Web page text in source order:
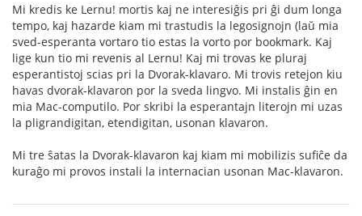
Mi kredis ke Lernu! mortis kaj ne interesiĝis pri ĝi dum longa
tempo, kaj hazarde kiam mi trastudis la legosignojn (laŭ mia
sved-esperanta vortaro tio estas la vorto por bookmark. Kaj
lige kun tio mi revenis al Lernu! Kaj mi trovas ke pluraj
esperantistoj scias pri la Dvorak-klavaro. Mi trovis retejon kiu
havas dvorak-klavaron por la sveda lingvo. Mi instalis ĝin en
mia Mac-computilo. Por skribi la esperantajn literojn mi uzas
la pligrandigitan, etendigitan, usonan klavaron.
Mi tre ŝatas la Dvorak-klavaron kaj kiam mi mobilizis sufiĉe da
kuraĝo mi provos instali la internacian usonan Mac-klavaron.